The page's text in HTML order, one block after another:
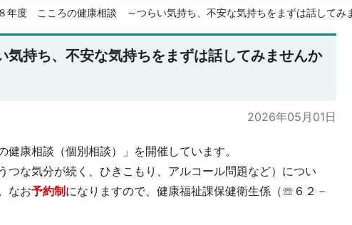
年度 こころの健康相談 ～つらい気持ち、不安な気持ちをまずは話してみ
持ち、不安な気持ちをまずは話してみませんか
2026年05月01日
康相談（個別相談）」を開催しています。
な気分が続く、ひきこもり、アルコール問題など）につい
なお予約制 になりますので、健康福祉課保健衛生係（☏６２－